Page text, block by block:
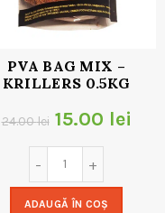
PVA BAG MIX –
KRILLERS 0.5KG
24.00lei Prețul
inițial
a
15.00 lei
ADAUGĂ ÎN COȘ